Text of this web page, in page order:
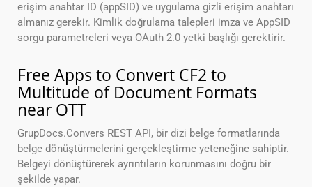
erişim anahtar ID (appSID) ve uygulama gizli erişim anahtarı
almanız gerekir. Kimlik doğrulama talepleri imza ve AppSID
sorgu parametreleri veya OAuth 2.0 yetki başlığı gerektirir.
Free Apps to Convert CF2 to
Multitude of Document Formats
near OTT
GrupDocs.Convers REST API, bir dizi belge formatlarında
belge dönüştürmelerini gerçekleştirme yeteneğine sahiptir.
Belgeyi dönüştürerek ayrıntıların korunmasını doğru bir
şekilde yapar.